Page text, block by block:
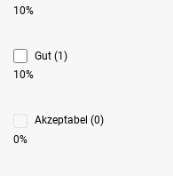
10%
Gut (1)
10%
Akzeptabel (0)
0%